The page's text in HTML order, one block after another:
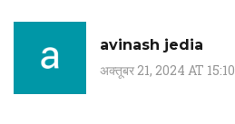
avinash jedia
अक्तूबर 21, 2024 AT 15:10